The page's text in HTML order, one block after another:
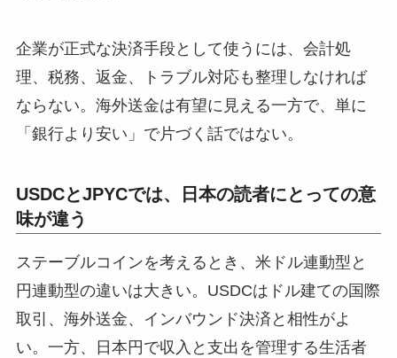
企業が正式な決済手段として使うには、会計処
理、税務、返金、トラブル対応も整理しなければ
ならない。海外送金は有望に見える一方で、単に
「銀行より安い」で片づく話ではない。
USDCとJPYCでは、日本の読者にとっての意
味が違う
ステーブルコインを考えるとき、米ドル連動型と
円連動型の違いは大きい。USDCはドル建ての国際
取引、海外送金、インバウンド決済と相性がよ
い。一方、日本円で収入と支出を管理する生活者